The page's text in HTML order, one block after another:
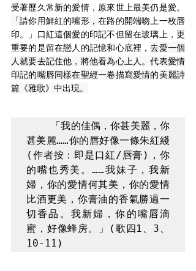
受著歷久常新的愛情，原來世上最美仍是愛。
「請你用鮮紅的嘴形，在路的開端吻上一枚唇
印。」口紅這個愛的印記不但留在玻璃上，更
重要的是留在戀人的記憶和心底裡，去愛一個
人就要去記住他，將他看為心上人。代表愛情
印記的嘴唇同樣在聖經一卷描寫愛情的美麗詩
篇《雅歌》中出現。
甚美麗……你的唇好像一條朱紅綫
(作者按：即是口紅/唇膏)，你
的嘴也秀美。……我妹子，我新
婦，你的愛情何其美，你的愛情
比酒更美，你膏油的香氣勝過一
切香品。我新婦，你的嘴唇滴
蜜，好像蜂房。」(歌四1、3、
10-11)